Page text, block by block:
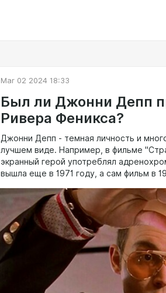
Mar 02 2024 18:33
Был ли Джонни Депп
Ривера Феникса?
Джонни Депп - темная личность и
лучшем виде. Например, в фильме
экранный герой употреблял
вышла еще в 1971 году, а сам фильм в